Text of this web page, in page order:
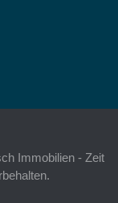
Immobilien - Zeit